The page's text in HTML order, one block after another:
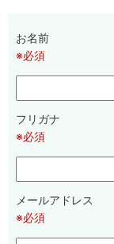
お名前
※必須
フリガナ
※必須
メールアドレス
※必須